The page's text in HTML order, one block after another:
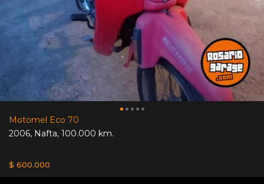
Motomel Eco 70
2006, Nafta, 100.000 km.
$ 600.000